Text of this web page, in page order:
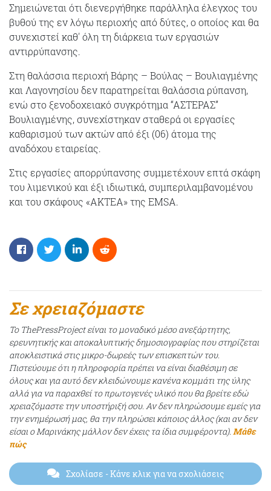
Σημειώνεται ότι διενεργήθηκε παράλληλα έλεγχος του
βυθού της εν λόγω περιοχής από δύτες, ο οποίος και θα
συνεχιστεί καθ' όλη τη διάρκεια των εργασιών
αντιρρύπανσης.
Στη θαλάσσια περιοχή Βάρης – Βούλας – Βουλιαγμένης
και Λαγονησίου δεν παρατηρείται θαλάσσια ρύπανση,
ενώ στο ξενοδοχειακό συγκρότημα “ΑΣΤΕΡΑΣ”
Βουλιαγμένης, συνεχίστηκαν σταθερά οι εργασίες
καθαρισμού των ακτών από έξι (06) άτομα της
αναδόχου εταιρείας.
Στις εργασίες απορρύπανσης συμμετέχουν επτά σκάφη
του λιμενικού και έξι ιδιωτικά, συμπεριλαμβανομένου
και του σκάφους «ΑΚΤΕΑ» της EMSA.
Σε χρειαζόμαστε
Το ThePressProject είναι το μοναδικό μέσο ανεξάρτητης,
ερευνητικής και αποκαλυπτικής δημοσιογραφίας που στηρίζεται
αποκλειστικά στις μικρο-δωρεές των επισκεπτών του.
Πιστεύουμε ότι η πληροφορία πρέπει να είναι διαθέσιμη σε
όλους και για αυτό δεν κλειδώνουμε κανένα κομμάτι της ύλης
αλλά για να παραχθεί το πρωτογενές υλικό που θα βρείτε εδώ
χρειαζόμαστε την υποστήριξή σου. Αν δεν πληρώσουμε εμείς για
την ενημέρωσή μας, θα την πληρώσει κάποιος άλλος (και αν δεν
είσαι ο Μαρινάκης μάλλον δεν έχεις τα ίδια συμφέροντα). Μάθε
πώς
Σχολίασε - Κάνε κλικ για να σχολιάσεις